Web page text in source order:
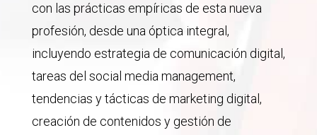
con las prácticas empíricas de esta nueva
profesión, desde una óptica integral,
incluyendo estrategia de comunicación digital,
tareas del social media management,
tendencias y tácticas de marketing digital,
creación de contenidos y gestión de